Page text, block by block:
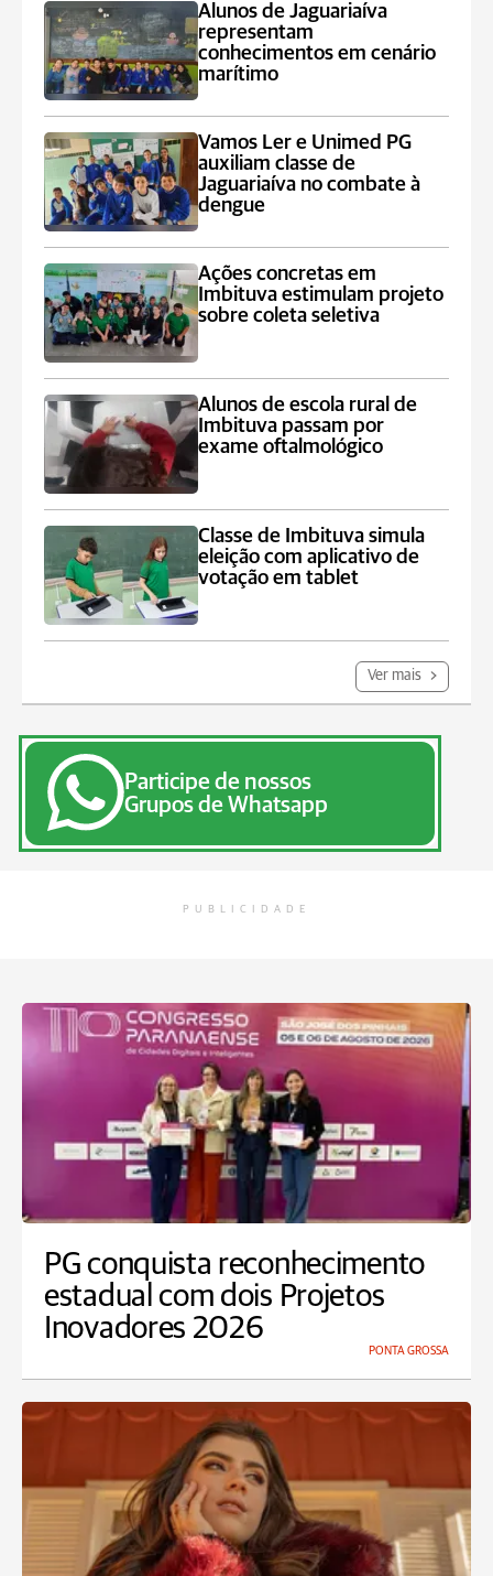
Alunos de Jaguariaíva
representam
conhecimentos em cenário
marítimo
Vamos Ler e Unimed PG
auxiliam classe de
Jaguariaíva no combate à
dengue
Ações concretas em
Imbituva estimulam projeto
sobre coleta seletiva
Alunos de escola rural de
Imbituva passam por
exame oftalmológico
Classe de Imbituva simula
eleição com aplicativo de
votação em tablet
Ver mais
Participe de nossos
Grupos de Whatsapp
PUBLICIDADE
PG conquista reconhecimento
estadual com dois Projetos
Inovadores 2026
PONTA GROSSA